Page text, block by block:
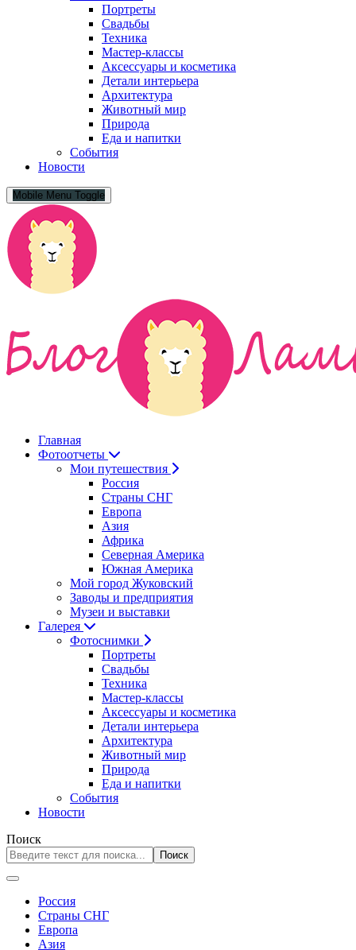
Портреты
Свадьбы
Техника
Мастер-классы
Аксессуары и косметика
Детали интерьера
Архитектура
Животный мир
Природа
Еда и напитки
События
Новости
Mobile Menu Toggle
Главная
Фотоотчеты
Мои путешествия
Россия
Страны СНГ
Европа
Азия
Африка
Северная Америка
Южная Америка
Мой город Жуковский
Заводы и предприятия
Музеи и выставки
Галерея
Фотоснимки
Портреты
Свадьбы
Техника
Мастер-классы
Аксессуары и косметика
Детали интерьера
Архитектура
Животный мир
Природа
Еда и напитки
События
Новости
Поиск
Поиск
Россия
Страны СНГ
Европа
Азия